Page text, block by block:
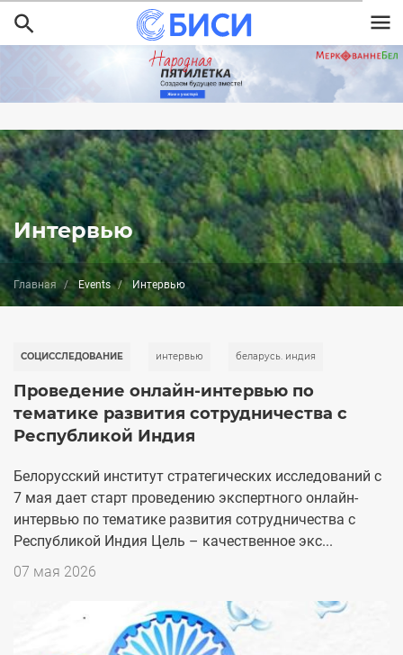
Перейти
к
основному
содержанию
Интервью
Главная Events Интервью
СОЦИССЛЕДОВАНИЕ интервью беларусь. индия
Проведение онлайн-интервью по
тематике развития сотрудничества с
Республикой Индия
Белорусский институт стратегических исследований с
7 мая дает старт проведению экспертного онлайн-
интервью по тематике развития сотрудничества с
Республикой Индия Цель – качественное экс...
Дата
07 мая 2026